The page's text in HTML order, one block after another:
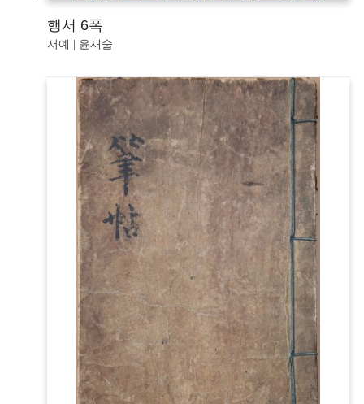
행서 6폭
서예 | 윤재술